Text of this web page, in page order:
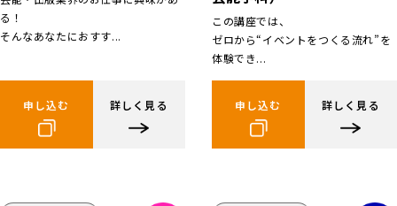
る！
そんなあなたにおすす...
申し込む 詳しく見る
この講座では、
ゼロから“イベントをつくる流れ”を
体験でき...
申し込む 詳しく見る